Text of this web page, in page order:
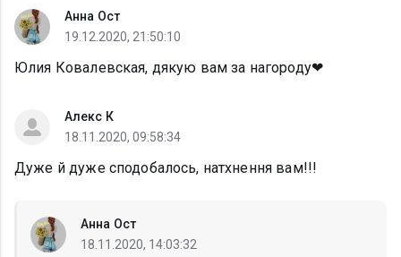
Анна Ост
19.12.2020, 21:50:10
Юлия Ковалевская, дякую вам за нагороду❤
Алекс К
18.11.2020, 09:58:34
Дуже й дуже сподобалось, натхнення вам!!!
Анна Ост
18.11.2020, 14:03:32